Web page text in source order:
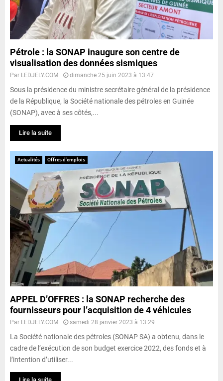
Pétrole : la SONAP inaugure son centre de
visualisation des données sismiques
Par LEDJELY.COM dimanche 25 juin 2023 à 13:47
Sous la présidence du ministre secrétaire général de la présidence
de la République, la Société nationale des pétroles en Guinée
(SONAP), avec à ses côtés,...
Lire la suite
Actualités Offres d'emplois
APPEL D’OFFRES : la SONAP recherche des
fournisseurs pour l’acquisition de 4 véhicules
Par LEDJELY.COM samedi 28 janvier 2023 à 13:29
La Société nationale des pétroles (SONAP SA) a obtenu, dans le
cadre de l’exécution de son budget exercice 2022, des fonds et à
l’intention d’utiliser...